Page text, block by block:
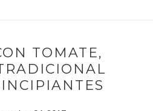
TOMATE,